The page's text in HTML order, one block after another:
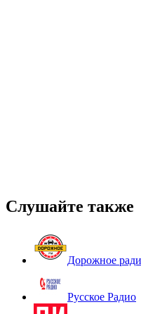
Слушайте также
Дорожное
Русское Радио